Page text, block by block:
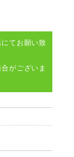
てお願い致
がございま